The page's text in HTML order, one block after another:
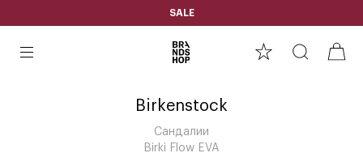
SALE
Birkenstock
Сандалии
Birki Flow EVA